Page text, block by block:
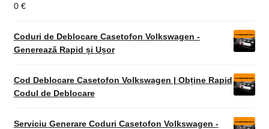
0 €
Coduri de Deblocare Casetofon Volkswagen -
Generează Rapid și Ușor
Cod Deblocare Casetofon Volkswagen | Obține Rapid
Codul de Deblocare
Serviciu Generare Coduri Casetofon Volkswagen -